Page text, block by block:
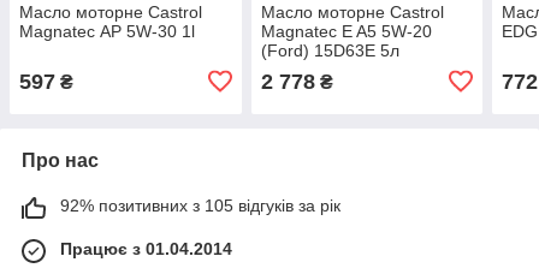
Масло моторне Castrol
Magnatec АР 5W-30 1l
597 ₴
Масло моторне Castrol
Magnatec E A5 5W-20
(Ford) 15D63E 5л
2 778₴ 772
Про нас
92% позитивних з 105 відгуків за рік
Працює з 01.04.2014